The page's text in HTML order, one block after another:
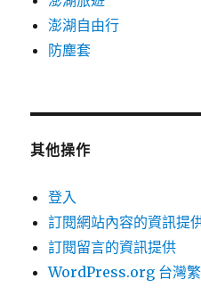
澎湖自由行
防塵套
其他操作
登入
訂閱網站內容的資訊提
訂閱留言的資訊提供
WordPress.org 台灣